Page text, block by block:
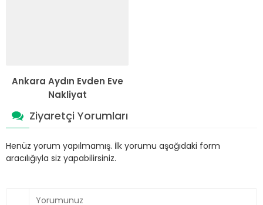
Ankara Aydın Evden Eve
Nakliyat
Ziyaretçi Yorumları
Henüz yorum yapılmamış. İlk yorumu aşağıdaki form
aracılığıyla siz yapabilirsiniz.